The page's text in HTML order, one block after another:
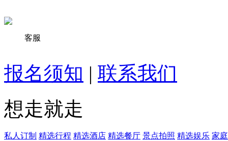
客服
报名须知 | 联系我们
想走就走
私人订制 精选行程 精选酒店 精选餐厅 景点拍照 精选娱乐 家